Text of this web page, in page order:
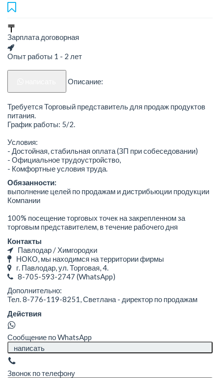
Зарплата договорная
Опыт работы 1 - 2 лет
Описание:
Требуется Торговый представитель для продаж продуктов
питания.
График работы: 5/2.
Условия:
- Достойная, стабильная оплата (ЗП при собеседовании)
- Официальное трудоустройство,
- Комфортные условия труда.
Обязанности:
выполнение целей по продажам и дистрибьюции продукции
Компании
100% посещение торговых точек на закрепленном за
торговым представителем, в течение рабочего дня
Контакты
Павлодар / Химгородки
НОКО, мы находимся на территории фирмы
г. Павлодар, ул. Торговая, 4.
8-705-593-2747 (WhatsApp)
Дополнительно:
Тел. 8-776-119-8251, Светлана - директор по продажам
Действия
Сообщение по WhatsApp
написать
Звонок по телефону